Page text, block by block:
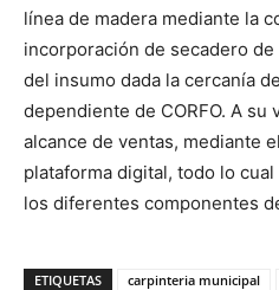
línea de madera mediante la
incorporación de secadero
del insumo dada la cercanía
dependiente de CORFO. A su
alcance de ventas, mediante
plataforma digital, todo lo
los diferentes componentes
ETIQUETAS carpinteria municipal